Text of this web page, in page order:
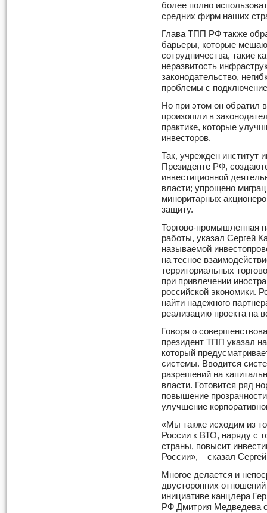
более полно
средних фирм наших
Глава ТПП РФ также
барьеры, которые
сотрудничества, такие
неразвитость
законодательство,
проблемы с
Но при этом он обратил
произошли в
практике, которые
инвесторов.
Так, учрежден институт
Президенте РФ,
инвестиционной
власти; упрощено
миноритарных
защиту.
Торгово-промышленная
работы, указал Сергей
называемой
на тесное
территориальных
при привлечении
российской экономики.
найти надежного
реализацию проекта на
Говоря о
президент ТПП указал
который
системы. Вводится
разрешений на
власти. Готовится ряд
повышение
улучшение
«Мы также исходим из
России к ВТО, наряду с
страны, повысит
России», – сказал
Многое делается и
двусторонних
инициативе канцлера
РФ Дмитрия Медведева